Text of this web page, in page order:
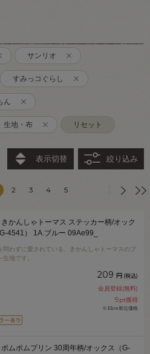
サンリオ
すみっコぐらし
ん
生地・布 リセット
表示切替 絞り込み
2 3 4 5
かんしゃトーマス ステッカー柄/オック
4541） 1A.ブルー 09Ae99_
問わずに愛されている、きかんしゃトーマスのプ
生地です。
209 円 (税込)
会員登録(無料)
9pt獲得
※10cm単位価格
ムポムプリン 30周年柄/オックス（G-